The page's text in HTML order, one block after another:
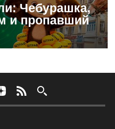
Чебурашка,
и пропавший